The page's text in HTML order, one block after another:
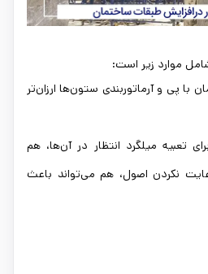
موارد زیر است:
با پی و آرماتوربندی ستون‌ها ارزان‌تر
تعبیه میلگرد انتظار در آن‌ها، هم
نکردن اصول، هم می‌تواند باعث